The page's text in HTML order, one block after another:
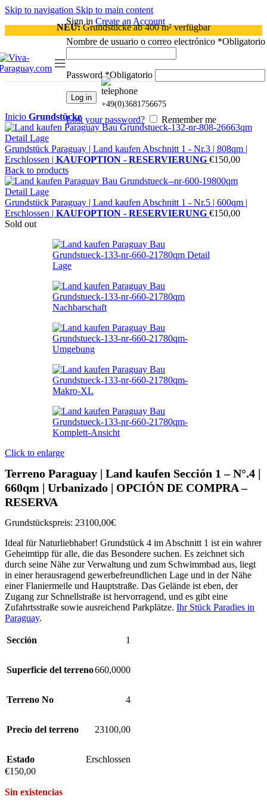
Skip to navigation Skip to main content
NEU:Grundstücke ab 400 m² verfügbar
Sign in Create an Account
Nombre de usuario o correo electrónico *Obligatorio
Password*Obligatorio
Log in
Lost your password? Remember me
+49(0)3681756675
Inicio Grundstücke
Grundstück Paraguay | Land kaufen Abschnitt 1 - Nr.3 | 808qm |
Erschlossen | KAUFOPTION - RESERVIERUNG €150,00
Back to products
Grundstück Paraguay | Land kaufen Abschnitt 1 - Nr.5 | 600qm |
Erschlossen | KAUFOPTION - RESERVIERUNG €150,00
Sold out
Click to enlarge
Terreno Paraguay | Land kaufen Sección 1 – N°.4 |
660qm | Urbanizado | OPCIÓN DE COMPRA –
RESERVA
Grundstückspreis: 23100,00€
Ideal für Naturliebhaber! Grundstück 4 im Abschnitt 1 ist ein wahrer
Geheimtipp für alle, die das Besondere suchen. Es zeichnet sich
durch seine Nähe zur Verwaltung und zum Schwimmbad aus, liegt
in einer herausragend gewerbefreundlichen Lage und in der Nähe
einer Flaniermeile und Hauptstraße. Das Gelände ist eben, der
Zugang zur Schnellstraße ist hervorragend, und es gibt eine
Zufahrtsstraße sowie ausreichend Parkplätze. Ihr Stück Paradies in
Paraguay.
Sección 1
Superficie del terreno660,0000
Terreno No 4
Precio del terreno 23100,00
Estado
Erschlossen
€150,00
Sin existencias